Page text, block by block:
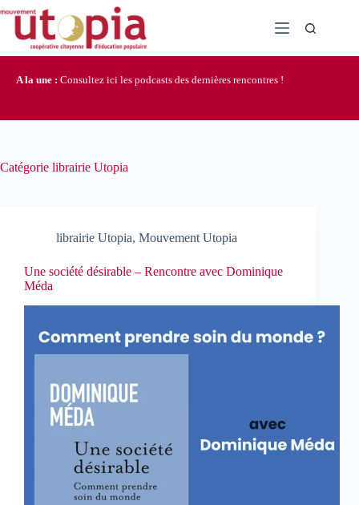
contenu
A la une : Consultez ici les podcasts des dernières rencontres !
Catégorie librairie Utopia
librairie Utopia, Mouvement Utopia
Une société désirable – Rencontre avec Dominique
Méda